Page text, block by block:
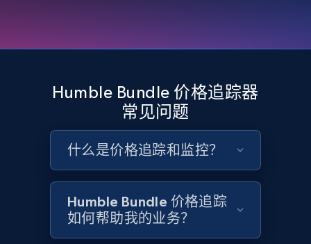
URL, Product id, Title, Product description,
Rating, Reviews count, Images, Variations, and
more.
2.4K+ 202+ 立即开始
Google Shopping - collects products from
Humble Bundle 价格追踪器
常见问题
什么是价格追踪和监控？
Humble Bundle 价格追踪
如何帮助我的业务？